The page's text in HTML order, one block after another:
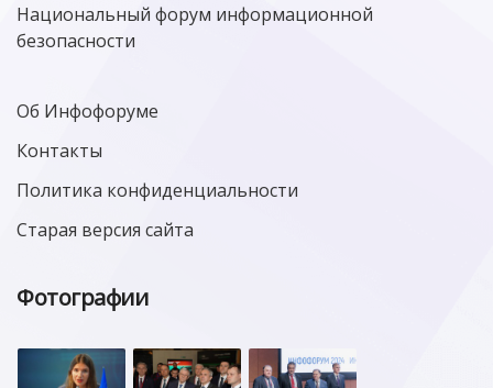
Национальный форум информационной
безопасности
Об Инфофоруме
Контакты
Политика конфиденциальности
Старая версия сайта
Фотографии